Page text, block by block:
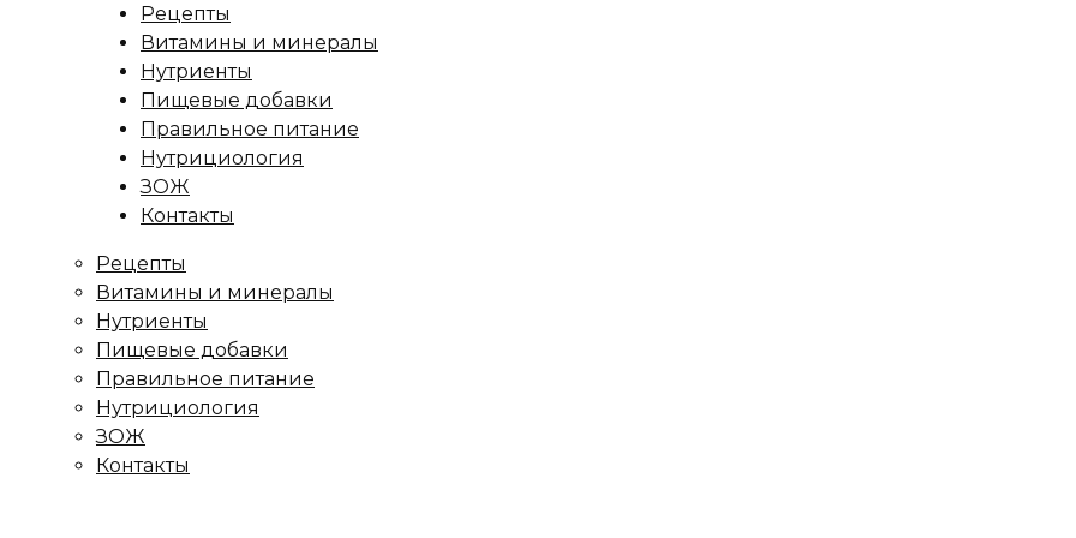
Рецепты
Витамины и минералы
Нутриенты
Пищевые добавки
Правильное питание
Нутрициология
ЗОЖ
Контакты
Рецепты
Витамины и минералы
Нутриенты
Пищевые добавки
Правильное питание
Нутрициология
ЗОЖ
Контакты